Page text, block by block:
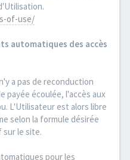
of-use/
automatiques des accès
a pas de reconduction
payée écoulée, l'accès aux
L'Utilisateur est alors libre
selon la formule désirée
le site.
pour les